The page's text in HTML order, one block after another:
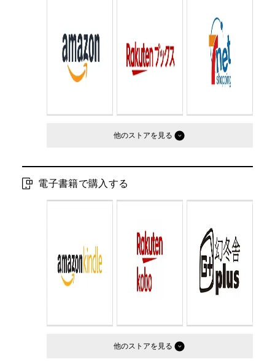
判型： 文庫判
他のストア
電子書籍で購入する
他のストア